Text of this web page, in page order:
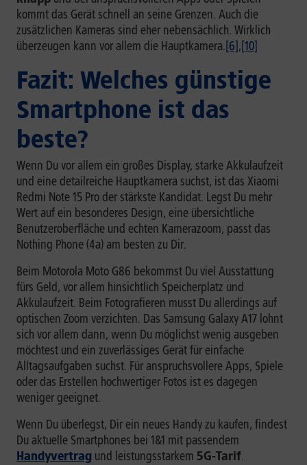
kommt das Gerät schnell an seine Grenzen. Auch die
zusätzlichen Kameras sind eher nebensächlich. Wirklich
überzeugen kann vor allem die Hauptkamera.[6],[10]
Fazit: Welches günstige
Smartphone ist das
beste?
Wenn Du vor allem ein großes Display, starke Akkulaufzeit
und eine detailreiche Hauptkamera suchst, ist das Xiaomi
Redmi Note 15 Pro der stärkste Kandidat. Legst Du mehr
Wert auf ein besonderes Design, eine übersichtliche
Benutzeroberfläche und echten Kamerazoom, passt das
Nothing Phone (4a) am besten zu Dir.
Beim Motorola Moto G86 bekommst Du viel Ausstattung
fürs Geld, vor allem hinsichtlich Speicherplatz und
Akkulaufzeit. Beim Fotografieren musst Du allerdings auf
optischen Zoom verzichten. Das Samsung Galaxy A17 lohnt
sich vor allem dann, wenn Du möglichst wenig ausgeben
möchtest und ein zuverlässiges Gerät für einfache
Alltagsaufgaben suchst. Für anspruchsvollere Apps, Spiele
oder das Erstellen hochwertiger Fotos ist es dagegen
weniger geeignet.
Wenn Du überlegst, Dir ein neues Handy zu kaufen, findest
Du aktuelle Smartphones bei 1&1 mit passendem
Handyvertrag und leistungsstarkem 5G-Tarif.